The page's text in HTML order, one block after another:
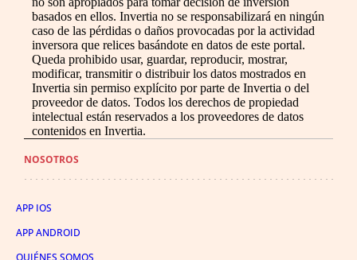
basados en ellos. Invertia no se responsabilizará en ningún
caso de las pérdidas o daños provocadas por la actividad
inversora que relices basándote en datos de este portal.
Queda prohibido usar, guardar, reproducir, mostrar,
modificar, transmitir o distribuir los datos mostrados en
Invertia sin permiso explícito por parte de Invertia o del
proveedor de datos. Todos los derechos de propiedad
intelectual están reservados a los proveedores de datos
contenidos en Invertia.
NOSOTROS
APP IOS
APP ANDROID
QUIÉNES SOMOS